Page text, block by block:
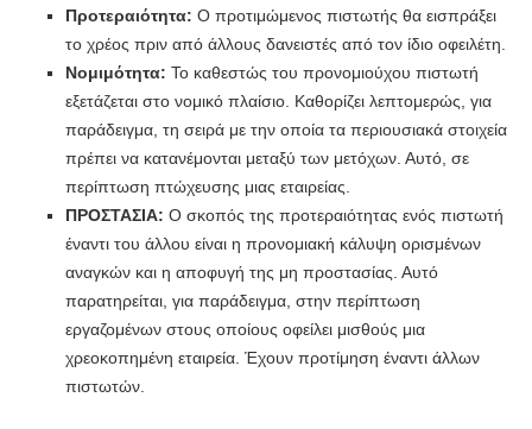
Προτεραιότητα: Ο προτιμώμενος πιστωτής θα εισπράξει
το χρέος πριν από άλλους δανειστές από τον ίδιο οφειλέτη.
Νομιμότητα: Το καθεστώς του προνομιούχου πιστωτή
εξετάζεται στο νομικό πλαίσιο. Καθορίζει λεπτομερώς, για
παράδειγμα, τη σειρά με την οποία τα περιουσιακά στοιχεία
πρέπει να κατανέμονται μεταξύ των μετόχων. Αυτό, σε
περίπτωση πτώχευσης μιας εταιρείας.
ΠΡΟΣΤΑΣΙΑ: Ο σκοπός της προτεραιότητας ενός πιστωτή
έναντι του άλλου είναι η προνομιακή κάλυψη ορισμένων
αναγκών και η αποφυγή της μη προστασίας. Αυτό
παρατηρείται, για παράδειγμα, στην περίπτωση
εργαζομένων στους οποίους οφείλει μισθούς μια
χρεοκοπημένη εταιρεία. Έχουν προτίμηση έναντι άλλων
πιστωτών.